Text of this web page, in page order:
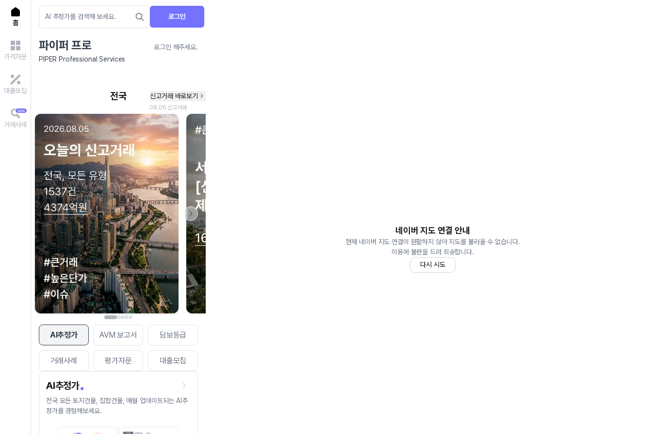
홈
가격자문
대출모집
거래사례
로그인
파이퍼 프로
로그인 해주세요.
PIPER Professional Services
AI추정가 AVM 보고서 담보등급
거래사례 평가자문 대출모집
AI추정가
전국 모든 토지건물, 집합건물, 매월 업데이트되는 AI추
정가를 경험해보세요.
네이버 지도 연결 안내
현재 네이버 지도 연결이 원활하지 않아 지도를 불러올 수 없습니다.
이용에 불편을 드려 죄송합니다.
다시 시도